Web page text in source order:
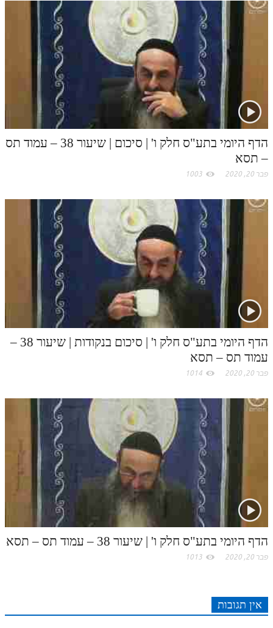
t
c
o
הדף היומי בתע"ס חלק ו' | סיכום | שיעור 38 – עמוד תס
– תסא
פבר 20, 2020 1003
הדף היומי בתע"ס חלק ו' | סיכום בנקודות | שיעור 38 –
עמוד תס – תסא
פבר 20, 2020 1014
הדף היומי בתע"ס חלק ו' | שיעור 38 – עמוד תס – תסא
פבר 20, 2020 1013
אין תגובות